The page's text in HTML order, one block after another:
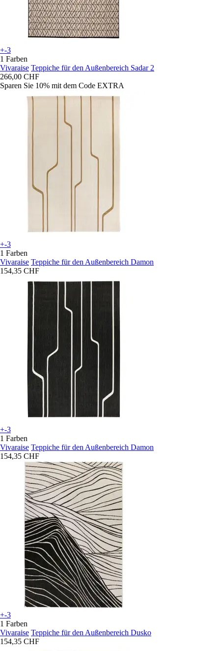
+-3
1 Farben
Vivaraise Teppiche für den Außenbereich Sadar 2
266,00 CHF
Sparen Sie 10% mit dem Code EXTRA
+-3
1 Farben
Vivaraise Teppiche für den Außenbereich Damon
154,35 CHF
+-3
1 Farben
Vivaraise Teppiche für den Außenbereich Damon
154,35 CHF
+-3
1 Farben
Vivaraise Teppiche für den Außenbereich Dusko
154,35 CHF